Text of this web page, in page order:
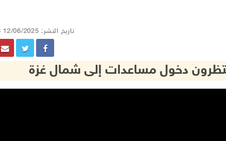
تاريخ النشر: 12/06/2025 07:33 م
دخول مساعدات إلى شمال غزة